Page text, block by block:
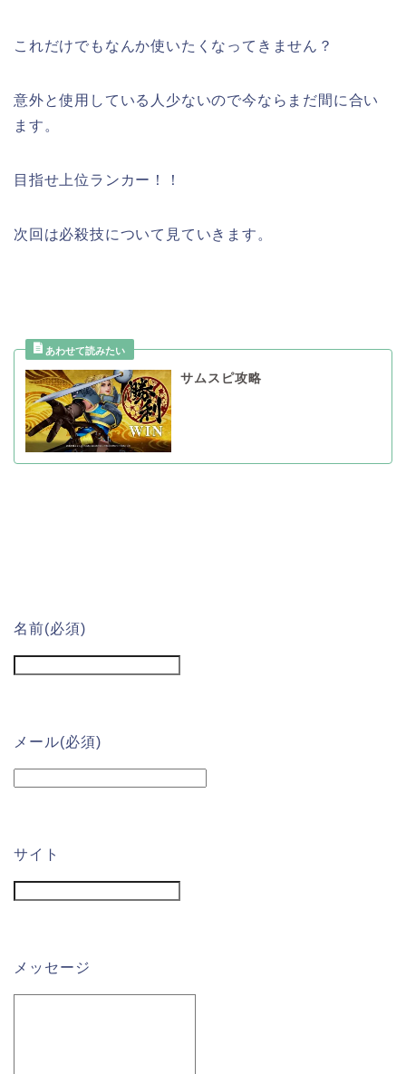
これだけでもなんか使いたくなってきません？
意外と使用している人少ないので今ならまだ間に合い
ます。
目指せ上位ランカー！！
次回は必殺技について見ていきます。
サムスピ攻略
名前(必須)
メール(必須)
サイト
メッセージ